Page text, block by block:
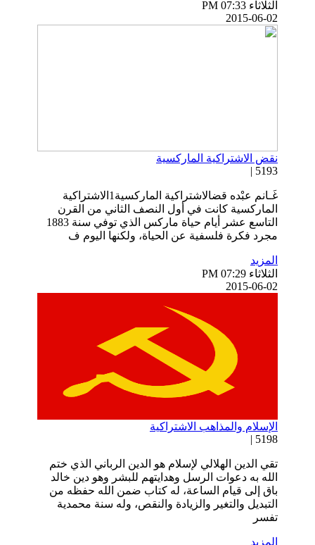
الثلاثاء PM 07:33
2015-06-02
نقض الاشتراكية الماركسية
5193 |
غَـانم عبْده قضالاشتراكية الماركسية1الاشتراكية
الماركسية كانت في أول النصف الثاني من القرن
التاسع عشر أيام حياة ماركس الذي توفي سنة 1883
مجرد فكرة فلسفية عن الحياة، ولكنها اليوم ف
المزيد
الثلاثاء PM 07:29
2015-06-02
الإسلام والمذاهب الاشتراكية
5198 |
تقي الدين الهلالي لإسلام هو الدين الرباني الذي ختم
الله به دعوات الرسل وهدايتهم للبشر وهو دين خالد
باق إلى قيام الساعة، له كتاب ضمن الله حفظه من
التبديل والتغير والزيادة والنقص، وله سنة محمدية
تفسر
المزيد